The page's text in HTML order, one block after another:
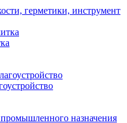
герметики, инструмент